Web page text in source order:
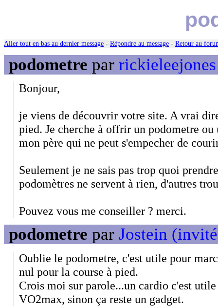
Aller tout en bas au dernier message - Répondre au message - Retour au
podometre par
Bonjour,
je viens de découvrir votre site. A vrai
pied. Je cherche à offrir un podometre
mon père qui ne peut s'empecher de
Seulement je ne sais pas trop quoi
podomètres ne servent à rien, d'autres
Pouvez vous me conseiller ? merci.
podometre par Jostein
Oublie le podometre, c'est utile pour
nul pour la course à pied.
Crois moi sur parole...un cardio c'est
VO2max, sinon ça reste un gadget.